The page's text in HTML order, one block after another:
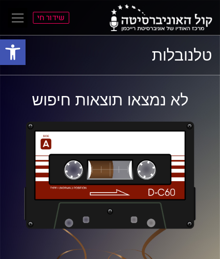
פתח
התפריט
הראשי
התוכן
הראשי
שידור חי
טלנובלות
לא נמצאו תוצאות חיפוש